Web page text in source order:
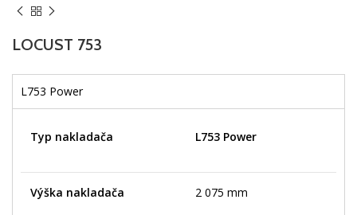
LOCUST 753
L753 Power
Typ nakladača L753 Power
Výška nakladača 2 075 mm